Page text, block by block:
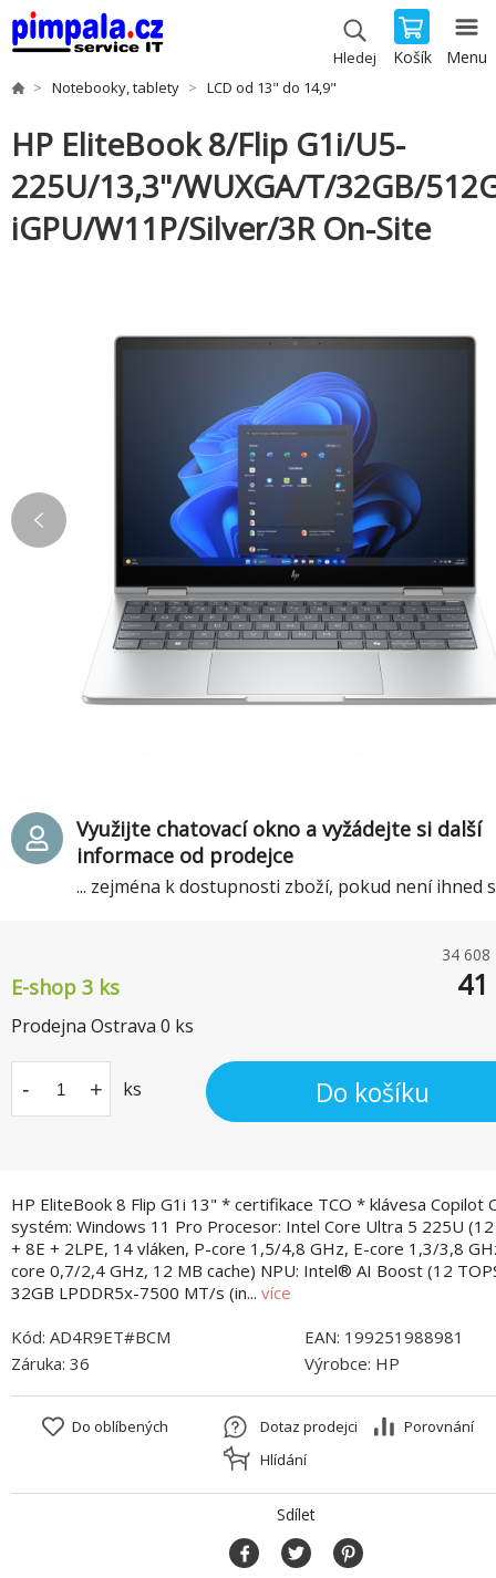
Hledej Košík Menu
Notebooky, tablety LCD od 13" do 14,9"
HP EliteBook 8/Flip G1i/U5-
225U/13,3"/WUXGA/T/32GB/
iGPU/W11P/Silver/3R On-Site
HP EliteBook 8 Flip G1i 13" * certifikace TCO * klávesa Copilot
systém: Windows 11 Pro Procesor: Intel Core Ultra 5 225U
+ 8E + 2LPE, 14 vláken, P-core 1,5/4,8 GHz, E-core 1,3/3,8
core 0,7/2,4 GHz, 12 MB cache) NPU: Intel® AI Boost (12
32GB LPDDR5x-7500 MT/s (in... více
34 608
E-shop 3 ks
Prodejna Ostrava 0 ks
- + ks Do košíku
Využijte chatovací okno a vyžádejte si další
informace od prodejce
... zejména k dostupnosti zboží, pokud není ihned
Kód: AD4R9ET#BCM EAN: 199251988981
Záruka: 36 Výrobce: HP
Do oblíbených Porovnání
Dotaz prodejci
Hlídání
Sdílet